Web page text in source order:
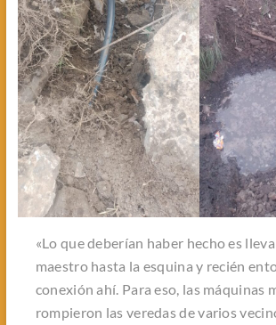
«Lo que deberían haber hecho es
maestro hasta la esquina y recién
conexión ahí. Para eso, las máquinas
rompieron las veredas de varios